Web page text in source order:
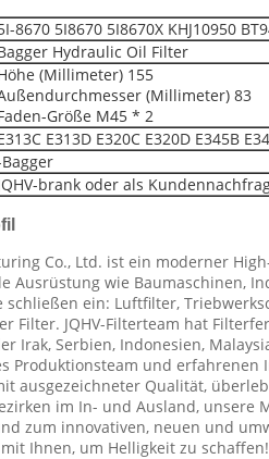
8670 5I8670 5I8670X KHJ10950
Hydraulic Oil Filter
(Millimeter) 155
(Millimeter) 83
Größe M45 * 2
E313D E320C E320D E345B
brank oder als
Co., Ltd. ist ein moderner
Ausrüstung wie Baumaschinen,
schließen ein: Luftfilter,
Filter. JQHV-Filterteam hat
Irak, Serbien, Indonesien,
Produktionsteam und
ausgezeichneter Qualität,
im In- und Ausland,
zum innovativen, neuen und
Ihnen, um Helligkeit zu schaffen!